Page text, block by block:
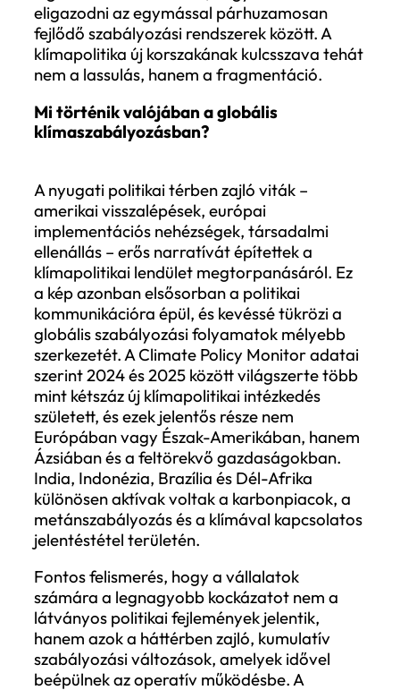
A nemzetközi adatok azonban más képet
mutatnak. Az Oxford Climate Policy
2025 éves áttekintése szerint a
globális szinten nem visszahúzódik,
átalakul. A kutatás 37 gazdaság
üvegházhatásúgáz-kibocsátásának
részét fedik le. A jelentés egyik
megállapítása, hogy a szabályozási
továbbra is erős, ugyanakkor egyre
többközpontúvá és széttagoltabbá válik.
A vállalatok számára ezért ma már az a
legfontosabb kérdés az, hogyan tudnak
eligazodni az egymással párhuzamosan
fejlődő szabályozási rendszerek között. A
klímapolitika új korszakának kulcsszava
nem a lassulás, hanem a fragmentáció.
Mi történik valójában a globális
klímaszabályozásban?
A nyugati politikai térben zajló viták –
amerikai visszalépések, európai
implementációs nehézségek, társadalmi
ellenállás – erős narratívát építettek a